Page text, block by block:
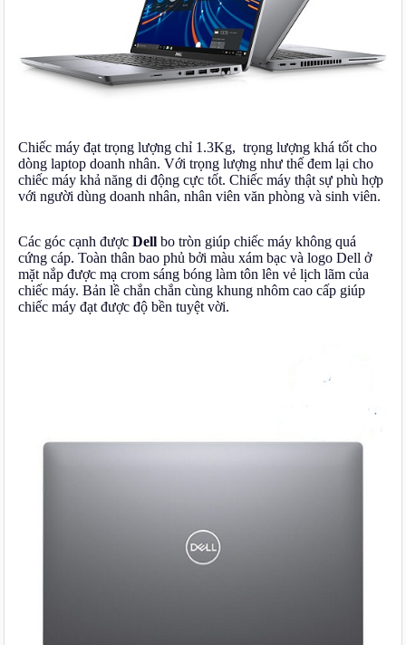
Chiếc máy đạt trọng lượng chỉ 1.3Kg, trọng lượng khá tốt cho
dòng laptop doanh nhân. Với trọng lượng như thế đem lại cho
chiếc máy khả năng di động cực tốt. Chiếc máy thật sự phù hợp
với người dùng doanh nhân, nhân viên văn phòng và sinh viên.
Các góc cạnh đượcDell bo tròn giúp chiếc máy không quá
cứng cáp. Toàn thân bao phủ bởi màu xám bạc và logo Dell ở
mặt nắp được mạ crom sáng bóng làm tôn lên vẻ lịch lãm của
chiếc máy. Bản lề chắn chắn cùng khung nhôm cao cấp giúp
chiếc máy đạt được độ bền tuyệt vời.